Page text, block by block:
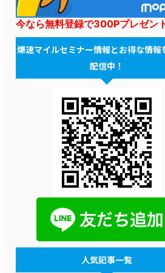
今なら無料登録で300Pプレゼン
爆速マイルセミナー情報とお得な情報
配信中！
人気記事一覧